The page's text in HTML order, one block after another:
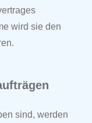
wird sie den
sind, werden